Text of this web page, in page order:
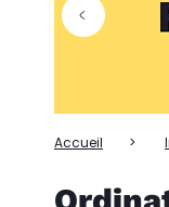
Accueil